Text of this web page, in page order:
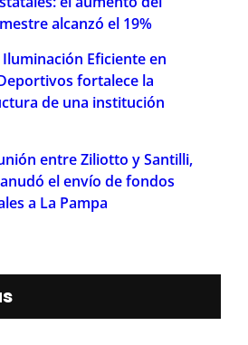
alcanzó el 19%
Iluminación Eficiente en
fortalece la
de una institución
entre Ziliotto y Santilli,
el envío de fondos
a La Pampa